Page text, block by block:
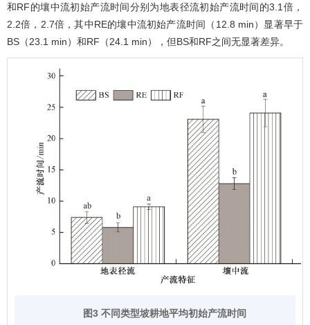
和RF的壤中流初始产流时间分别为地表径流初始产流时间的3.1倍，
2.2倍，2.7倍，其中RE的壤中流初始产流时间（12.8 min）显著早于
BS（23.1 min）和RF（24.1 min），但BS和RF之间无显著差异。
图3 不同类型坡耕地平均初始产流时间